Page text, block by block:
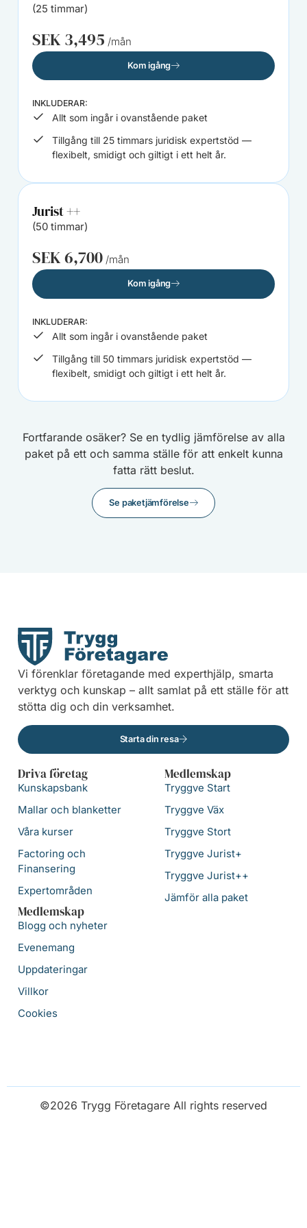
(25 timmar)
SEK 3,495 /mån
Kom igång
INKLUDERAR:
Allt som ingår i ovanstående paket
Tillgång till 25 timmars juridisk expertstöd —
flexibelt, smidigt och giltigt i ett helt år.
Jurist ++
(50 timmar)
SEK 6,700/mån
Kom igång
INKLUDERAR:
Allt som ingår i ovanstående paket
Tillgång till 50 timmars juridisk expertstöd —
flexibelt, smidigt och giltigt i ett helt år.
Fortfarande osäker? Se en tydlig jämförelse av alla
paket på ett och samma ställe för att enkelt kunna
fatta rätt beslut.
Se paketjämförelse
Vi förenklar företagande med experthjälp, smarta
verktyg och kunskap – allt samlat på ett ställe för att
stötta dig och din verksamhet.
Starta din resa
Driva företag
Kunskapsbank
Mallar och blanketter
Våra kurser
Factoring och
Finansering
Expertområden
Medlemskap
Tryggve Start
Tryggve Väx
Tryggve Stort
Tryggve Jurist+
Tryggve Jurist++
Jämför alla paket
Medlemskap
Blogg och nyheter
Evenemang
Uppdateringar
Villkor
Cookies
©2026 Trygg Företagare All rights reserved